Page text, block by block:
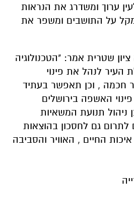
ערוך ומשדרג את הנראות
על התושבים ומשפר את
שטרית אמר: "הטכנולוגיה
העיר לנהל את פינוי
חכמה , וכן תאפשר בעתיד
האשפה בירושלים
ניהול תנועת המשאיות
לתרום גם לחסכון בהוצאות
החיים , האוויר והסביבה